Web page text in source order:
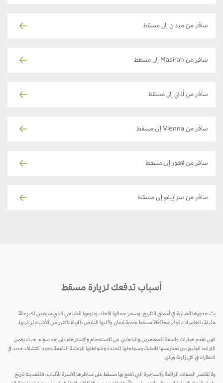
سافر من ميدان إلى مسقط
سافر من Masirah إلى مسقط
سافر من ألماتي إلى مسقط
سافر من Vienna إلى مسقط
سافر من لاهور إلى مسقط
سافر من سراييفو إلى مسقط
أسباب تدفعك لزيارة مسقط
يث جذورها الضاربة في أعماق التاريخ، وسحر جمالها الأخاذ، وتنوعها الطبيعي الذي سيضمن لك رحلة
مليئة بالمغامرات، توفر محافظة مسقط عاصمة عُمان وقلبها النابض بالحياة الكثير من الأشياء لزائريها.
فهي تقدم خيارات واسعة للمغامرين والباحثين عن الاستجمام والاسترخاء على حد سواء. حيث يضمن
الترابط الوثيق بين تضاريسها الجبلية، وسواحلها الممتدة وشواطئها الرملية الناعمة وجود اكتشاف جديد في
انتظارك في كل زاوية وركن.
ولا تقتصر الصفات الرائعة والساحرة التي تتمتع بها مسقط على مناظرها الآسرة للألباب، فللمدينة تاريخ